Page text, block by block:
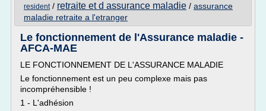
resident/ retraite et d assurance maladie / assurance
maladie retraite a l'etranger
Le fonctionnement de l'Assurance maladie -
AFCA-MAE
LE FONCTIONNEMENT DE L'ASSURANCE MALADIE
Le fonctionnement est un peu complexe mais pas
incompréhensible !
1 - L'adhésion